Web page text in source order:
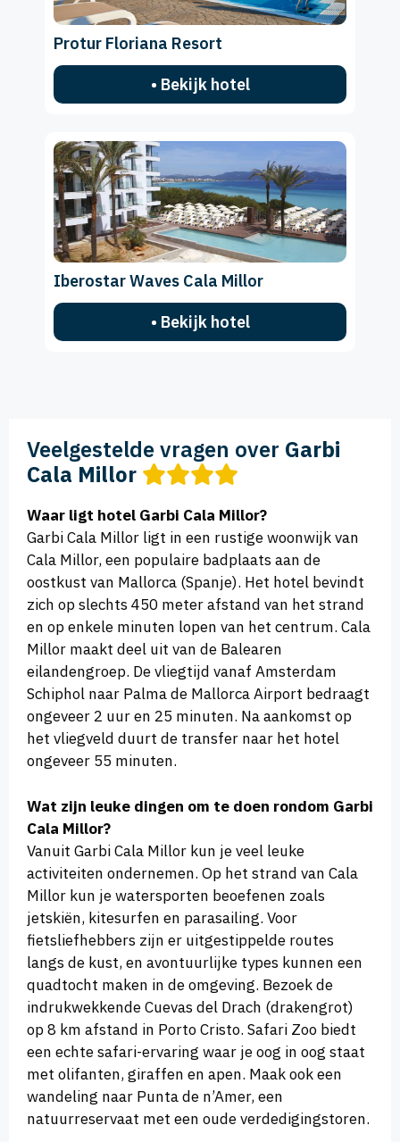
Protur Floriana Resort
• Bekijk hotel
Iberostar Waves Cala Millor
• Bekijk hotel
Veelgestelde vragen over Garbi
Cala Millor
Waar ligt hotel Garbi Cala Millor?
Garbi Cala Millor ligt in een rustige woonwijk van
Cala Millor, een populaire badplaats aan de
oostkust van Mallorca (Spanje). Het hotel bevindt
zich op slechts 450 meter afstand van het strand
en op enkele minuten lopen van het centrum. Cala
Millor maakt deel uit van de Balearen
eilandengroep. De vliegtijd vanaf Amsterdam
Schiphol naar Palma de Mallorca Airport bedraagt
ongeveer 2 uur en 25 minuten. Na aankomst op
het vliegveld duurt de transfer naar het hotel
ongeveer 55 minuten.
Wat zijn leuke dingen om te doen rondom Garbi
Cala Millor?
Vanuit Garbi Cala Millor kun je veel leuke
activiteiten ondernemen. Op het strand van Cala
Millor kun je watersporten beoefenen zoals
jetskiën, kitesurfen en parasailing. Voor
fietsliefhebbers zijn er uitgestippelde routes
langs de kust, en avontuurlijke types kunnen een
quadtocht maken in de omgeving. Bezoek de
indrukwekkende Cuevas del Drach (drakengrot)
op 8 km afstand in Porto Cristo. Safari Zoo biedt
een echte safari-ervaring waar je oog in oog staat
met olifanten, giraffen en apen. Maak ook een
wandeling naar Punta de n’Amer, een
natuurreservaat met een oude verdedigingstoren.